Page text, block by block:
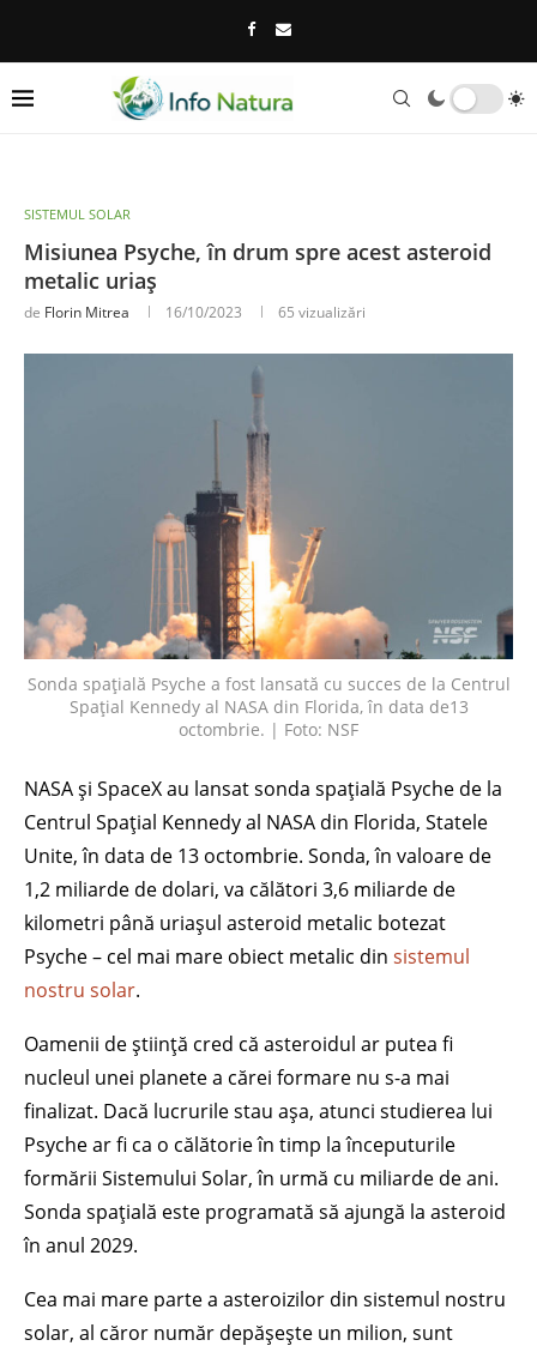
SISTEMUL SOLAR
Misiunea Psyche, în drum spre acest asteroid
metalic uriaș
de Florin Mitrea 16/10/2023 65 vizualizări
Sonda spațială Psyche a fost lansată cu succes de la Centrul
Spațial Kennedy al NASA din Florida, în data de13
octombrie. | Foto: NSF
NASA și SpaceX au lansat sonda spațială Psyche de la
Centrul Spațial Kennedy al NASA din Florida, Statele
Unite, în data de 13 octombrie. Sonda, în valoare de
1,2 miliarde de dolari, va călători 3,6 miliarde de
kilometri până uriașul asteroid metalic botezat
Psyche – cel mai mare obiect metalic din sistemul
nostru solar.
Oamenii de știință cred că asteroidul ar putea fi
nucleul unei planete a cărei formare nu s-a mai
finalizat. Dacă lucrurile stau așa, atunci studierea lui
Psyche ar fi ca o călătorie în timp la începuturile
formării Sistemului Solar, în urmă cu miliarde de ani.
Sonda spațială este programată să ajungă la asteroid
în anul 2029.
Cea mai mare parte a asteroizilor din sistemul nostru
solar, al căror număr depășește un milion, sunt